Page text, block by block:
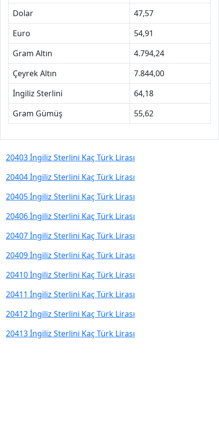
Dolar
47,57
Euro
54,91
Gram Altın
4.794,24
Çeyrek Altın
7.844,00
İngiliz Sterlini
64,18
Gram Gümüş
55,62
20403 İngiliz Sterlini Kaç Türk Lirası
20404 İngiliz Sterlini Kaç Türk Lirası
20405 İngiliz Sterlini Kaç Türk Lirası
20406 İngiliz Sterlini Kaç Türk Lirası
20407 İngiliz Sterlini Kaç Türk Lirası
20409 İngiliz Sterlini Kaç Türk Lirası
20410 İngiliz Sterlini Kaç Türk Lirası
20411 İngiliz Sterlini Kaç Türk Lirası
20412 İngiliz Sterlini Kaç Türk Lirası
20413 İngiliz Sterlini Kaç Türk Lirası